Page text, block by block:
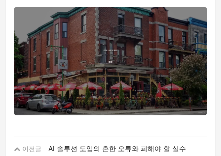
이전글
AI 솔루션 도입의 흔한 오류와 피해야 할 실수